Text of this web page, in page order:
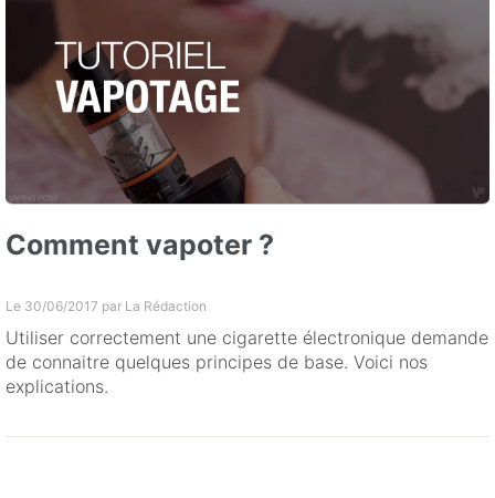
Comment vapoter ?
Le 30/06/2017 par La Rédaction
Utiliser correctement une cigarette électronique demande
de connaitre quelques principes de base. Voici nos
explications.